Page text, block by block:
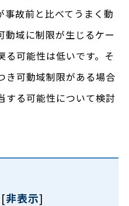
事故前と比べてうまく動
動域に制限が生じるケー
る可能性は低いです。そ
き可動域制限がある場合
する可能性について検討
[非表示]